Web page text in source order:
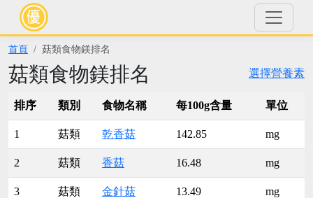
首頁 菇類食物鎂排名
選擇營養素
菇類食物鎂排名
排序 類別 食物名稱 每100g含量 單位
1 菇類 乾香菇 142.85 mg
2 菇類 香菇 16.48 mg
3 菇類 金針菇 13.49 mg